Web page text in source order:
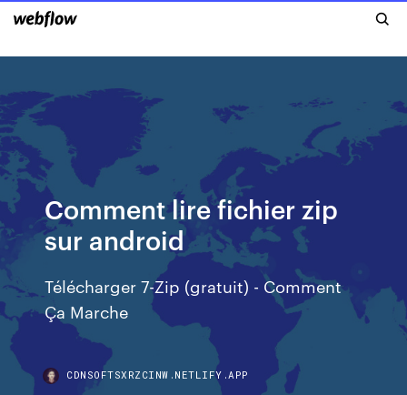
Comment lire fichier zip
sur android
Télécharger 7-Zip (gratuit) - Comment
Ça Marche
CDNSOFTSXRZCINW.NETLIFY.APP